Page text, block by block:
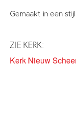
Gemaakt in een
ZIE KERK:
Kerk Nieuw